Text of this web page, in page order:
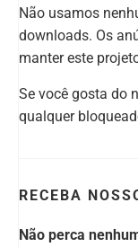
Não usamos
downloads. Os
manter este
Se você gosta do
qualquer
RECEBA
Não perca